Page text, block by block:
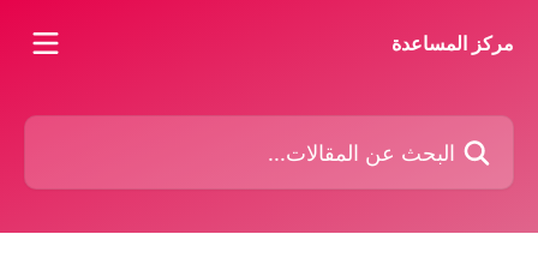
مركز المساعدة
البحث عن المقالات...